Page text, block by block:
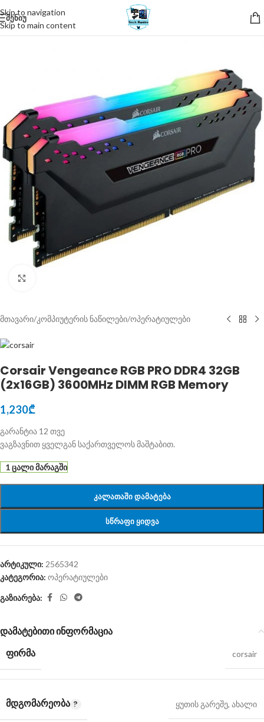
Skip to navigation
Skip to main content
ᲛᲔᲜᲘᲣ
მთავარი/კომპიუტერის ნაწილები/ოპერატიულები
Corsair Vengeance RGB PRO DDR4 32GB
(2x16GB) 3600MHz DIMM RGB Memory
1,230₾
გარანტია 12 თვე
ვაგზავნით ყველგან საქართველოს მაშტაბით.
1 ცალი მარაგში
ᲙᲐᲚᲐᲗᲐᲨᲘ ᲓᲐᲛᲐᲢᲔᲑᲐ
ᲡᲬᲠᲐᲤᲘ ᲧᲘᲓᲕᲐ
არტიკული: 2565342
კატეგორია: ოპერატიულები
გაზიარება:
დამატებითი ინფორმაცია
ᲤᲘᲠᲛᲐ corsair
ᲛᲓᲒᲝᲛᲐᲠᲔᲝᲑᲐ ყუთის გარეშე, ახალი